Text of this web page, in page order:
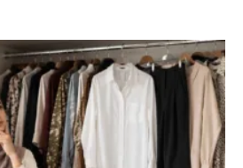
saya ini antara bayi yang
masih merah dan baru sahaja
pusat. Bayangkan dengan
merah itu ditinggalkan sendirian.